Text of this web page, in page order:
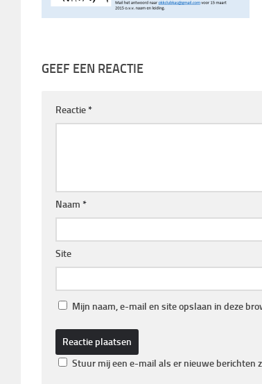
GEEF EEN REACTIE
Reactie*
Naam *
Site
Mijn naam, e-mail en site opslaan in deze
Stuur mij een e-mail als er nieuwe berichten